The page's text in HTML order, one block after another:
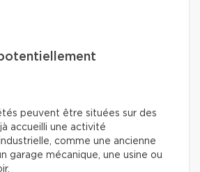
peuvent être situées sur des
accueilli une activité
comme une ancienne
garage mécanique, une usine ou